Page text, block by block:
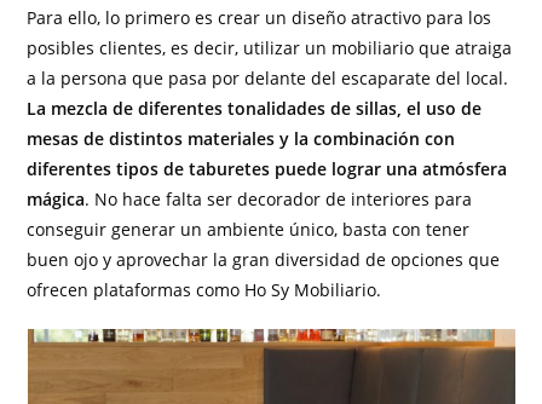
Para ello, lo primero es crear un diseño atractivo para los
posibles clientes, es decir, utilizar un mobiliario que atraiga
a la persona que pasa por delante del escaparate del local.
La mezcla de diferentes tonalidades de sillas, el uso de
mesas de distintos materiales y la combinación con
diferentes tipos de taburetes puede lograr una atmósfera
mágica. No hace falta ser decorador de interiores para
conseguir generar un ambiente único, basta con tener
buen ojo y aprovechar la gran diversidad de opciones que
ofrecen plataformas como Ho Sy Mobiliario.